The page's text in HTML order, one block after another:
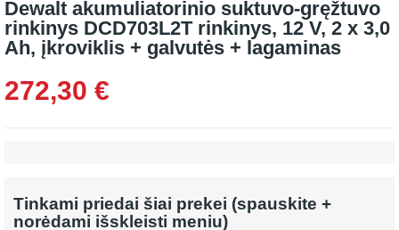
Dewalt akumuliatorinio suktuvo-gręžtuvo
rinkinys DCD703L2T rinkinys, 12 V, 2 x 3,0
Ah, įkroviklis + galvutės + lagaminas
272,30 €
Tinkami priedai šiai prekei (spauskite +
norėdami išskleisti meniu)